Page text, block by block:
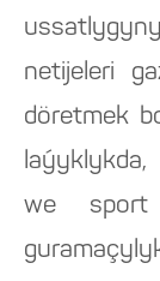
netijeleri
döretmek
we sport